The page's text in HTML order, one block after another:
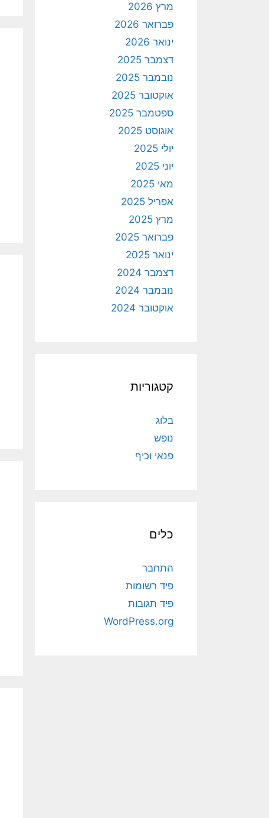
מרץ 2026
פברואר 2026
ינואר 2026
דצמבר 2025
נובמבר 2025
אוקטובר 2025
ספטמבר 2025
אוגוסט 2025
יולי 2025
יוני 2025
מאי 2025
אפריל 2025
מרץ 2025
פברואר 2025
ינואר 2025
דצמבר 2024
נובמבר 2024
אוקטובר 2024
קטגוריות
בלוג
נופש
פנאי וכיף
כלים
התחבר
פיד רשומות
פיד תגובות
WordPress.org